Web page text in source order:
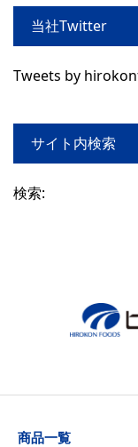
当社Twitter
Tweets by
サイト内検索
検索:
商品一覧